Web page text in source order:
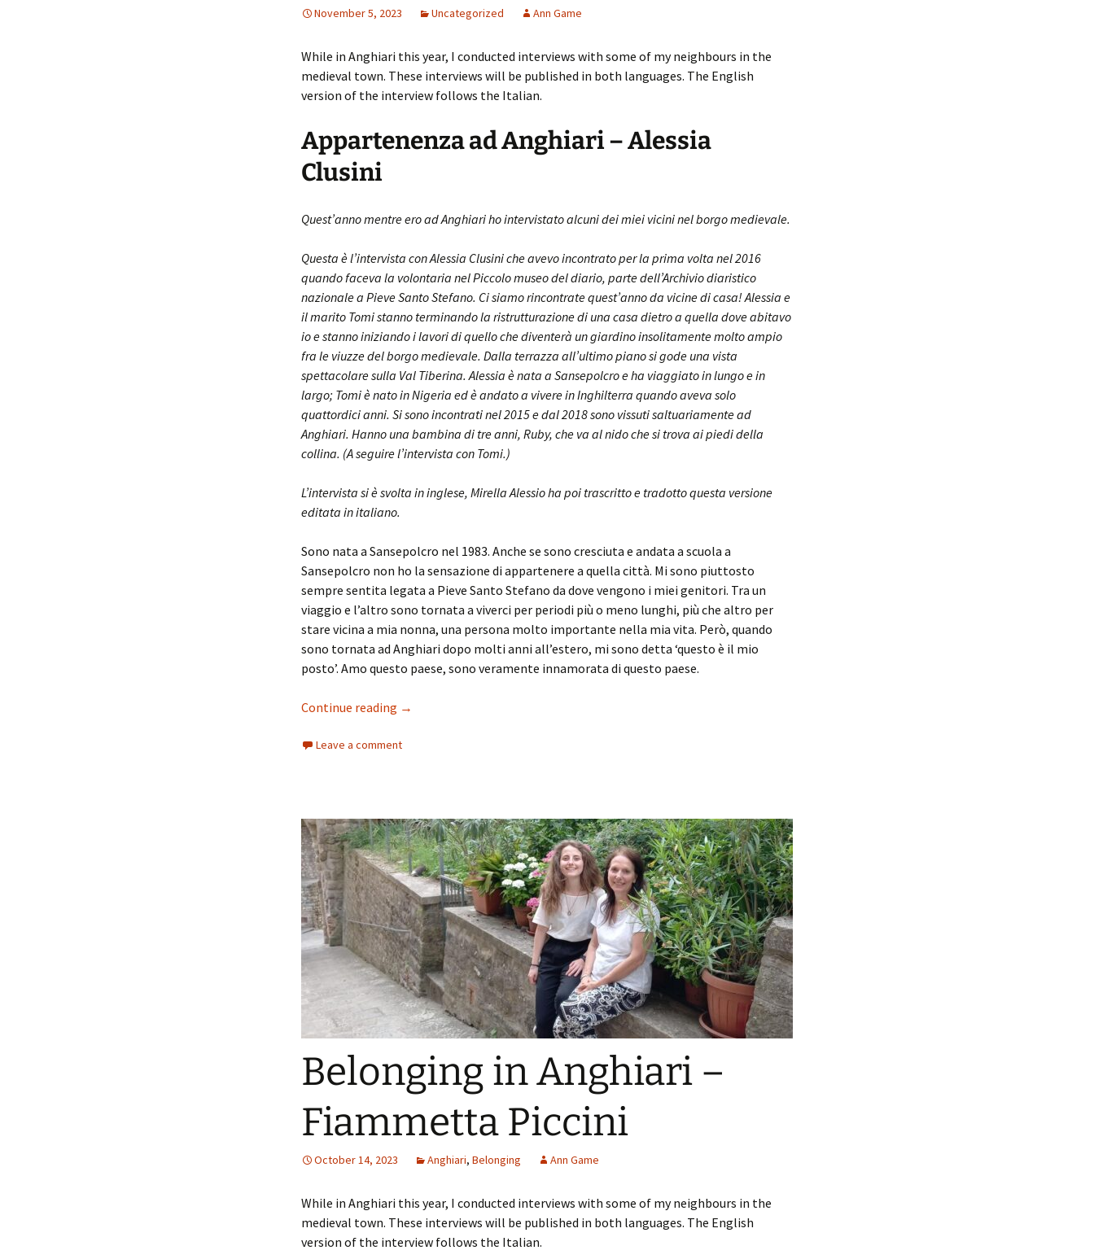
November 5, 2023 Uncategorized Ann Game
While in Anghiari this year, I conducted interviews with some of my neighbours in the
medieval town. These interviews will be published in both languages. The English
version of the interview follows the Italian.
Appartenenza ad Anghiari – Alessia
Clusini
Quest’anno mentre ero ad Anghiari ho intervistato alcuni dei miei vicini nel borgo medievale.
Questa è l’intervista con Alessia Clusini che avevo incontrato per la prima volta nel 2016
quando faceva la volontaria nel Piccolo museo del diario, parte dell’Archivio diaristico
nazionale a Pieve Santo Stefano. Ci siamo rincontrate quest’anno da vicine di casa! Alessia e
il marito Tomi stanno terminando la ristrutturazione di una casa dietro a quella dove abitavo
io e stanno iniziando i lavori di quello che diventerà un giardino insolitamente molto ampio
fra le viuzze del borgo medievale. Dalla terrazza all’ultimo piano si gode una vista
spettacolare sulla Val Tiberina. Alessia è nata a Sansepolcro e ha viaggiato in lungo e in
largo; Tomi è nato in Nigeria ed è andato a vivere in Inghilterra quando aveva solo
quattordici anni. Si sono incontrati nel 2015 e dal 2018 sono vissuti saltuariamente ad
Anghiari. Hanno una bambina di tre anni, Ruby, che va al nido che si trova ai piedi della
collina. (A seguire l’intervista con Tomi.)
L’intervista si è svolta in inglese, Mirella Alessio ha poi trascritto e tradotto questa versione
editata in italiano.
Sono nata a Sansepolcro nel 1983. Anche se sono cresciuta e andata a scuola a
Sansepolcro non ho la sensazione di appartenere a quella città. Mi sono piuttosto
sempre sentita legata a Pieve Santo Stefano da dove vengono i miei genitori. Tra un
viaggio e l’altro sono tornata a viverci per periodi più o meno lunghi, più che altro per
stare vicina a mia nonna, una persona molto importante nella mia vita. Però, quando
sono tornata ad Anghiari dopo molti anni all’estero, mi sono detta ‘questo è il mio
posto’. Amo questo paese, sono veramente innamorata di questo paese.
Continue reading Belonging in Anghiari – Alessia Clusini
→
Leave a comment
Belonging in Anghiari –
Fiammetta Piccini
October 14, 2023 Anghiari, Belonging Ann Game
While in Anghiari this year, I conducted interviews with some of my neighbours in the
medieval town. These interviews will be published in both languages. The English
version of the interview follows the Italian.